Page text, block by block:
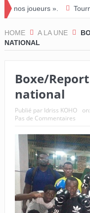
Tournoi national
HOME A LA UNE
NATIONAL
Boxe/
national
Publié par Idriss KOHO on:
Pas de Commentaires